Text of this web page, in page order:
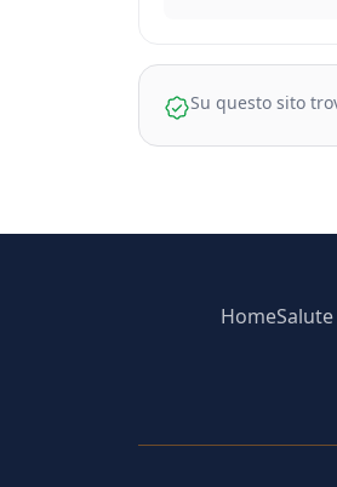
Su questo sito
HomeSalute